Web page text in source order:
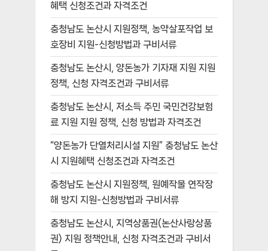
혜택 신청조건과 자격조건
충청남도 논산시 지원정책, 농약살포작업 보
호장비 지원-신청방법과 구비서류
충청남도 논산시, 양돈농가 기자재 지원 지원
정책, 신청 자격조건과 구비서류
충청남도 논산시, 저소득 주민 국민건강보험
료 지원 지원 정책, 신청 방법과 자격조건
“양돈농가 단열처리시설 지원” 충청남도 논산
시 지원혜택 신청조건과 자격조건
충청남도 논산시 지원정책, 원예작물 연작장
해 방지 지원-신청방법과 구비서류
충청남도 논산시, 지역상품권(논산사랑상품
권) 지원 정책안내, 신청 자격조건과 구비서